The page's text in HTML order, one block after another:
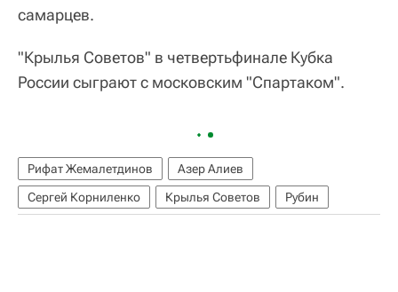
самарцев.
"Крылья Советов" в четвертьфинале Кубка
России сыграют с московским "Спартаком".
Рифат Жемалетдинов
Азер Алиев
Сергей Корниленко
Крылья Советов Рубин